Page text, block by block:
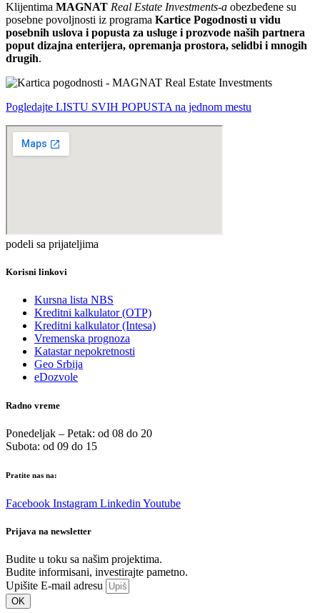
Klijentima MAGNAT Real Estate Investments-a obezbeđene su
posebne povoljnosti iz programa Kartice Pogodnosti u vidu
posebnih uslova i popusta za usluge i prozvode naših partnera
poput dizajna enterijera, opremanja prostora, selidbi i mnogih
drugih.
Pogledajte LISTU SVIH POPUSTA na jednom mestu
podeli sa prijateljima
Korisni linkovi
Kursna lista NBS
Kreditni kalkulator (OTP)
Kreditni kalkulator (Intesa)
Vremenska prognoza
Katastar nepokretnosti
Geo Srbija
eDozvole
Radno vreme
Ponedeljak – Petak: od 08 do 20
Subota: od 09 do 15
Pratite nas na:
Facebook Instagram Linkedin Youtube
Prijava na newsletter
Budite u toku sa našim projektima.
Budite informisani, investirajte pametno.
Upišite E-mail adresu
OK